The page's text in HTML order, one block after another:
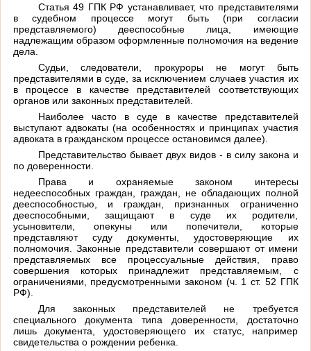
Статья 49 ГПК РФ устанавливает, что представителями
в судебном процессе могут быть (при согласии
представляемого) дееспособные лица, имеющие
надлежащим образом оформленные полномочия на ведение
дела.
Судьи, следователи, прокуроры не могут быть
представителями в суде, за исключением случаев участия их
в процессе в качестве представителей соответствующих
органов или законных представителей.
Наиболее часто в суде в качестве представителей
выступают адвокаты (на особенностях и принципах участия
адвоката в гражданском процессе остановимся далее).
Представительство бывает двух видов - в силу закона и
по доверенности.
Права и охраняемые законом интересы
недееспособных граждан, граждан, не обладающих полной
дееспособностью, и граждан, признанных ограниченно
дееспособными, защищают в суде их родители,
усыновители, опекуны или попечители, которые
представляют суду документы, удостоверяющие их
полномочия. Законные представители совершают от имени
представляемых все процессуальные действия, право
совершения которых принадлежит представляемым, с
ограничениями, предусмотренными законом (ч. 1 ст. 52 ГПК
РФ).
Для законных представителей не требуется
специального документа типа доверенности, достаточно
лишь документа, удостоверяющего их статус, например
свидетельства о рождении ребенка.